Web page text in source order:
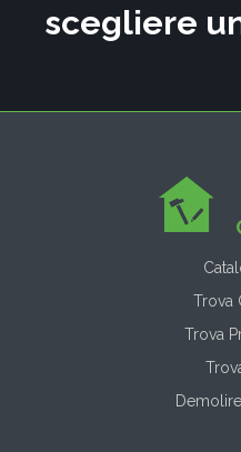
scegliere
Trova
Trova